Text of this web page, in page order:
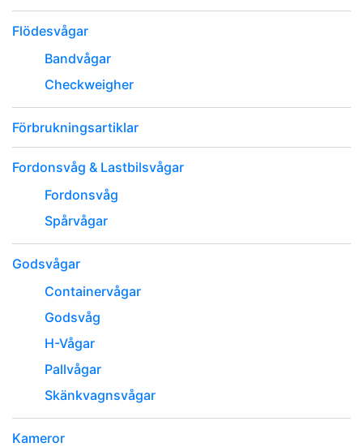
Flödesvågar
Bandvågar
Checkweigher
Förbrukningsartiklar
Fordonsvåg & Lastbilsvågar
Fordonsvåg
Spårvågar
Godsvågar
Containervågar
Godsvåg
H-Vågar
Pallvågar
Skänkvagnsvågar
Kameror